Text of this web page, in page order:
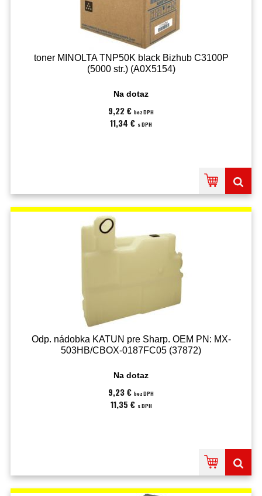
toner MINOLTA TNP50K black Bizhub C3100P
(5000 str.) (A0X5154)
Na dotaz
9,22 € bez DPH
11,34 € s DPH
Odp. nádobka KATUN pre Sharp. OEM PN: MX-
503HB/CBOX-0187FC05 (37872)
Na dotaz
9,23 € bez DPH
11,35 € s DPH